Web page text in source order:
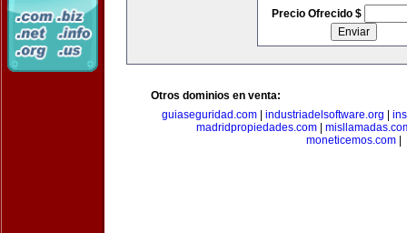
Precio Ofrecido $
Otros dominios en venta:
guiaseguridad.com| industriadelsoftware.org
madridpropiedades.com|
moneticemos.com|